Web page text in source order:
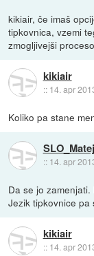
kikiair, če imaš
tipkovnica, vzemi
zmogljivejši
kikiair
:: 14. apr
Koliko pa stane
SLO_Matej
:: 14. apr
Da se jo
Jezik tipkovnice pa
kikiair
:: 14. apr